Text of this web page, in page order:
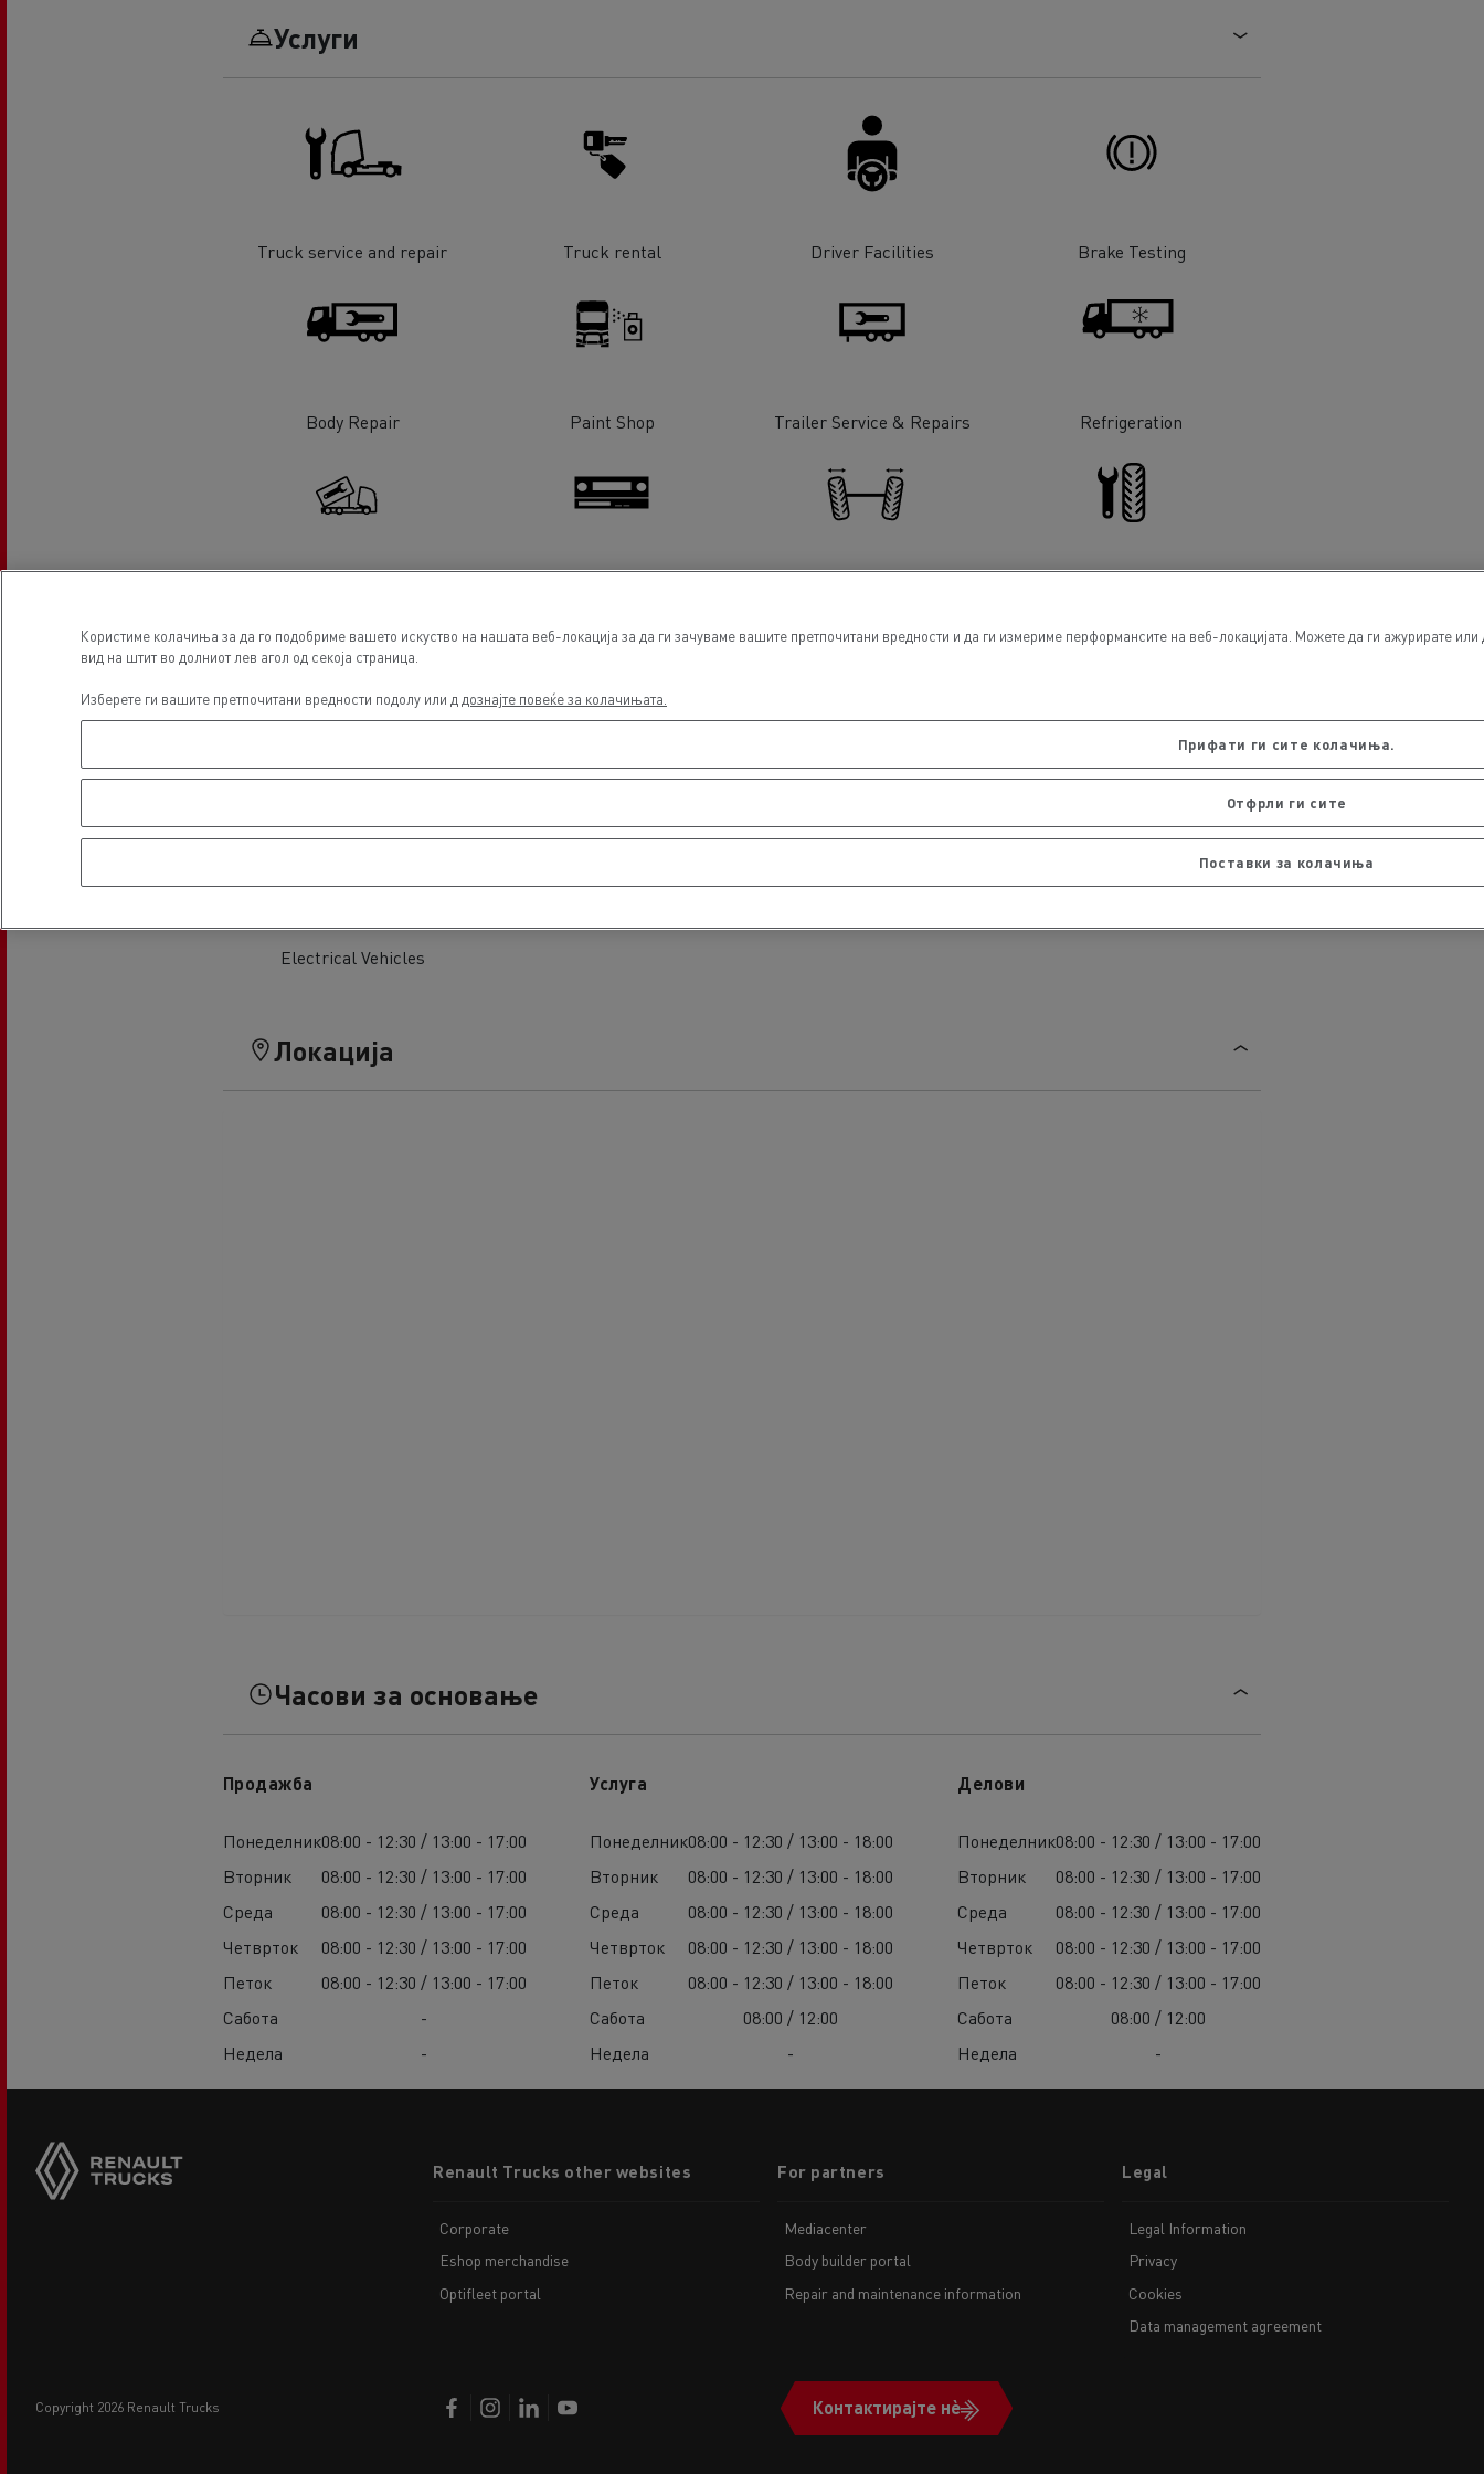
Услуги
Truck service and repair Truck rental Driver Facilities Brake Testing
Body Repair Paint Shop Trailer Service & Repairs Refrigeration
Distribution
Service and Repair
Electrical Vehicles
Локација
Часови за основање
Продажба
Понеделник08:00 - 12:30 / 13:00 - 17:00
Вторник
08:00 - 12:30 / 13:00 - 17:00
Среда
08:00 - 12:30 / 13:00 - 17:00
Четврток
08:00 - 12:30 / 13:00 - 17:00
Петок
08:00 - 12:30 / 13:00 - 17:00
Сабота
-
Недела
-
Услуга
Понеделник08:00 - 12:30 / 13:00 - 18:00
Вторник
08:00 - 12:30 / 13:00 - 18:00
Среда
08:00 - 12:30 / 13:00 - 18:00
Четврток
08:00 - 12:30 / 13:00 - 18:00
Петок
08:00 - 12:30 / 13:00 - 18:00
Сабота
08:00 / 12:00
Недела
-
Делови
Понеделник08:00 - 12:30 / 13:00 - 17:00
Вторник
08:00 - 12:30 / 13:00 - 17:00
Среда
08:00 - 12:30 / 13:00 - 17:00
Четврток
08:00 - 12:30 / 13:00 - 17:00
Петок
08:00 - 12:30 / 13:00 - 17:00
Сабота
08:00 / 12:00
Недела
-
copyright 2026 Renault Trucks
menuRenault Trucks other websites
Corporate
Eshop merchandise
Optifleet portal
For partners
Mediacenter
Body builder portal
Repair and maintenance information
Legal
Legal Information
Privacy
Cookies
Data management agreement
Контактирајте нè
Користиме колачиња за да го подобриме вашето искуство на нашата веб-локација за да ги зачуваме вашите претпочитани вредности и да ги измериме перформансите на веб-локацијата. Можете да ги ажурирате
вид на штит во долниот лев агол од секоја страница.
Изберете ги вашите претпочитани вредности подолу или д дознајте повеќе за колачињата.
Прифати ги сите колачиња.
Отфрли ги сите
Поставки за колачиња